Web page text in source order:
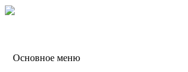
Основное меню